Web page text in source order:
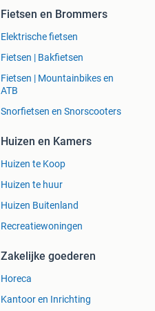
Fietsen en Brommers
Elektrische fietsen
Fietsen | Bakfietsen
Fietsen | Mountainbikes en
ATB
Snorfietsen en Snorscooters
Huizen en Kamers
Huizen te Koop
Huizen te huur
Huizen Buitenland
Recreatiewoningen
Zakelijke goederen
Horeca
Kantoor en Inrichting